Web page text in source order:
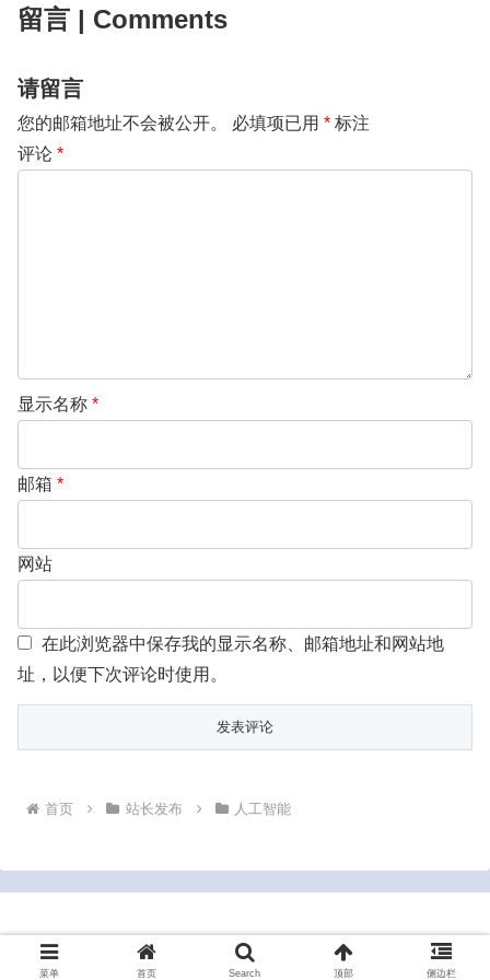
留言 | Comments
请留言
您的邮箱地址不会被公开。 必填项已用 * 标注
评论 *
显示名称 *
邮箱 *
网站
在此浏览器中保存我的显示名称、邮箱地址和网站地
址，以便下次评论时使用。
首页 站长发布 人工智能
Copyright © 2022-2026 bluesrt.com All Rights Reserved.
菜单 首页 Search 顶部 侧边栏